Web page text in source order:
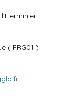
( FRG01 )